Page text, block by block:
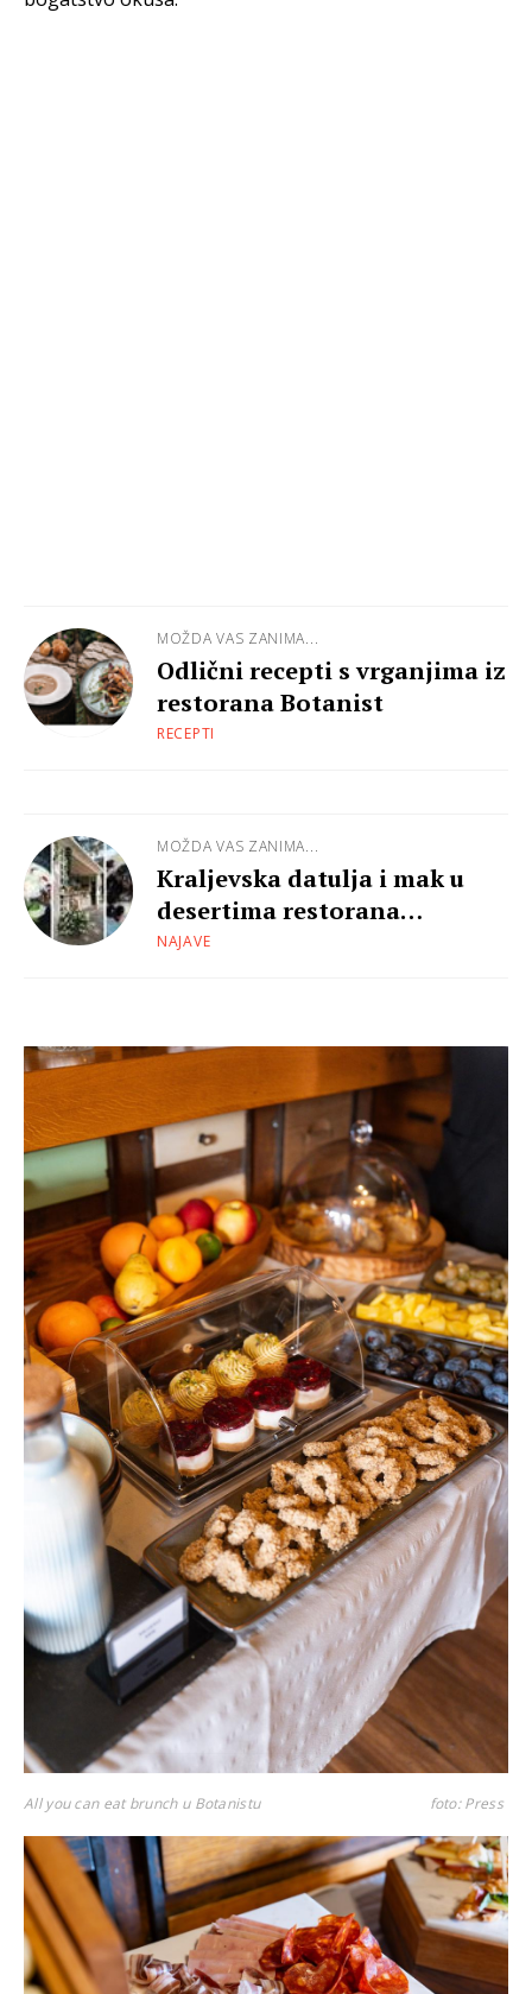
MOŽDA VAS ZANIMA...
Odlični recepti s vrganjima iz
restorana Botanist
RECEPTI
MOŽDA VAS ZANIMA...
Kraljevska datulja i mak u
desertima restorana
Botanist
NAJAVE
All you can eat brunch u Botanistu foto: Press